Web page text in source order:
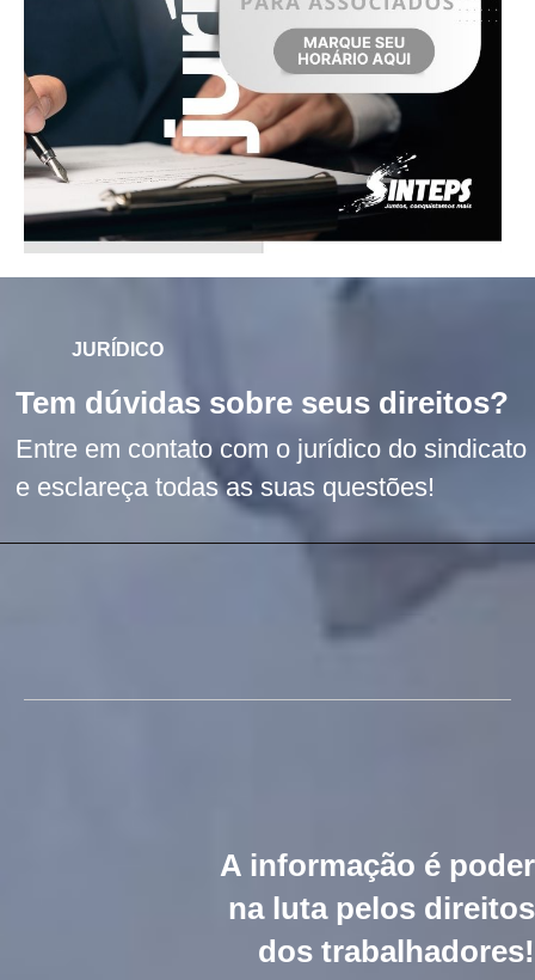
JURÍDICO
Tem dúvidas sobre seus direitos?
Entre em contato com o jurídico do sindicato
e esclareça todas as suas questões!
A informação é poder
na luta pelos direitos
dos trabalhadores!